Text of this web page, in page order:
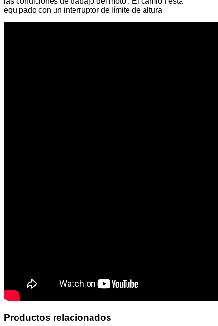
equipado con un interruptor de límite de altura.
Productos relacionados